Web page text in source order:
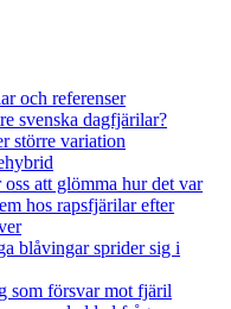
och referenser
svenska dagfjärilar?
större variation
att glömma hur det var
hos rapsfjärilar efter
blåvingar sprider sig i
som försvar mot fjäril